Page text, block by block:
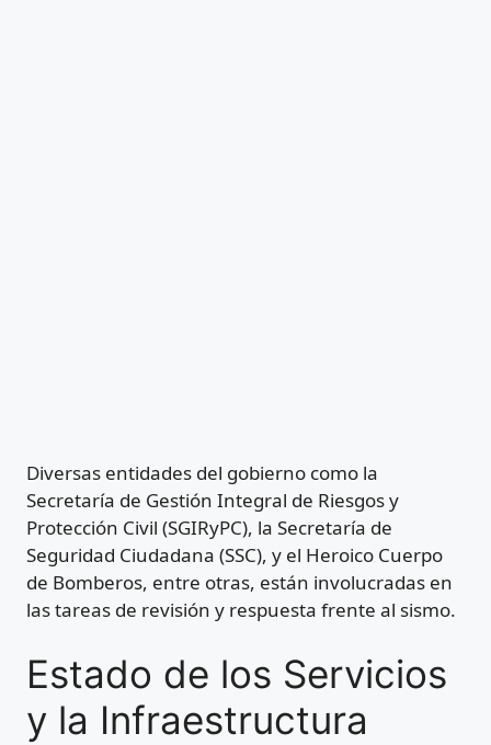
Diversas entidades del gobierno como la
Secretaría de Gestión Integral de Riesgos y
Protección Civil (SGIRyPC), la Secretaría de
Seguridad Ciudadana (SSC), y el Heroico Cuerpo
de Bomberos, entre otras, están involucradas en
las tareas de revisión y respuesta frente al sismo.
Estado de los Servicios
y la Infraestructura